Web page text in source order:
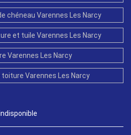
chéneau Varennes Les Narcy
et tuile Varennes Les Narcy
Varennes Les Narcy
Varennes Les Narcy